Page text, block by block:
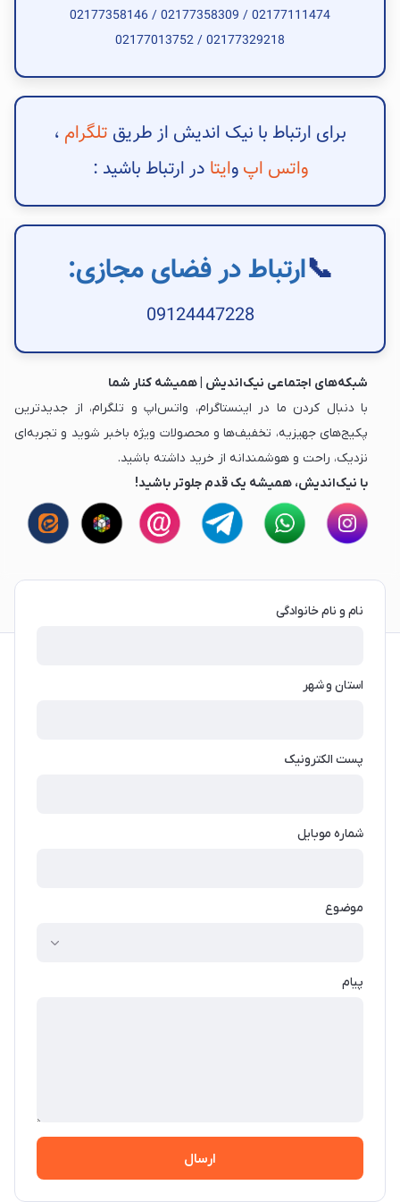
02177111474
/
02177358309
/
02177358146
02177329218
/
02177013752
برای ارتباط با نیک اندیش از طریق تلگرام ،
واتس اپوایتا در ارتباط باشید :
📞ارتباط در فضای مجازی:
09124447228
شبکه‌های اجتماعی نیک‌اندیش | همیشه کنار شما
با دنبال کردن ما در اینستاگرام، واتس‌اپ و تلگرام، از جدیدترین
پکیج‌های جهیزیه، تخفیف‌ها و محصولات ویژه باخبر شوید و تجربه‌ای
نزدیک، راحت و هوشمندانه از خرید داشته باشید.
با نیک‌اندیش، همیشه یک قدم جلوتر باشید!
نام و نام خانوادگی
استان و شهر
پست الکترونیک
شماره موبایل
موضوع
پیام
ارسال